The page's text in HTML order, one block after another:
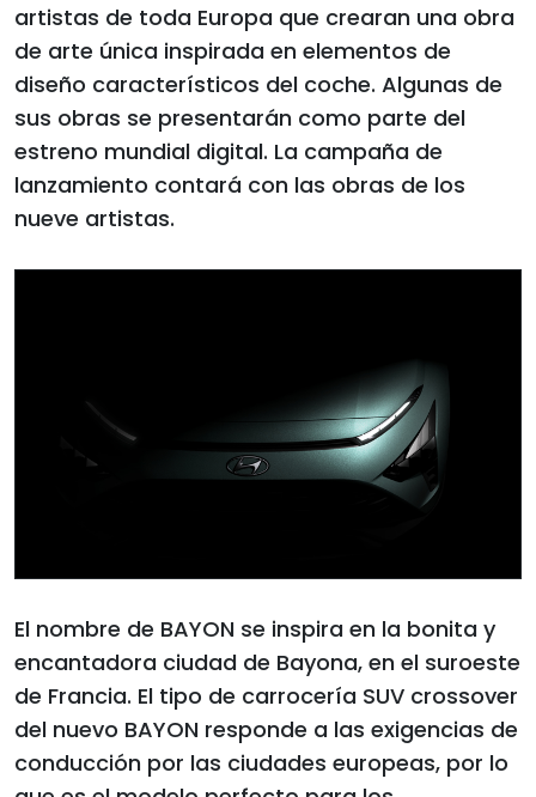
artistas de toda Europa que crearan una obra
de arte única inspirada en elementos de
diseño característicos del coche. Algunas de
sus obras se presentarán como parte del
estreno mundial digital. La campaña de
lanzamiento contará con las obras de los
nueve artistas.
El nombre de BAYON se inspira en la bonita y
encantadora ciudad de Bayona, en el suroeste
de Francia. El tipo de carrocería SUV crossover
del nuevo BAYON responde a las exigencias de
conducción por las ciudades europeas, por lo